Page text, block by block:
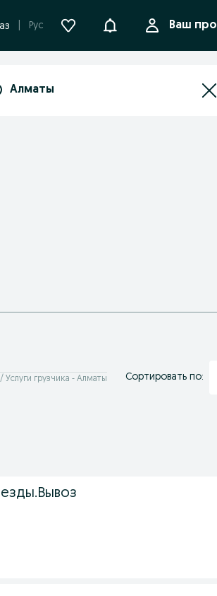
Рус УведомленияВаш
Услуги грузчика - Алматы Сортировать по: